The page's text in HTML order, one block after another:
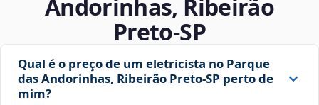
Andorinhas, Ribeirão
Preto‑SP
Qual é o preço de um eletricista no Parque
das Andorinhas, Ribeirão Preto‑SP perto de
mim?